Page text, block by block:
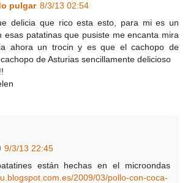
pulgar 8/3/13 02:54
delicia que rico esta esto, para mi es un
esas patatinas que pusiste me encanta mira
ahora un trocin y es que el cachopo de
de Asturias sencillamente delicioso
9/3/13 22:45
están hechas en el microondas
2009/03/pollo-con-coca-